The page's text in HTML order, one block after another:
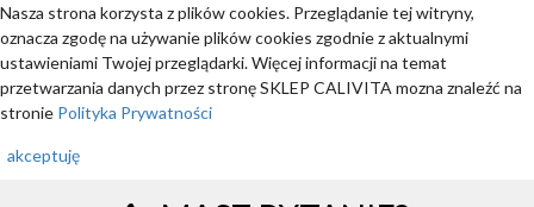
Nasza strona korzysta z plików cookies. Przeglądanie tej witryny,
oznacza zgodę na używanie plików cookies zgodnie z aktualnymi
ustawieniami Twojej przeglądarki. Więcej informacji na temat
przetwarzania danych przez stronę SKLEP CALIVITA mozna znaleźć na
stronie Polityka Prywatności
akceptuję